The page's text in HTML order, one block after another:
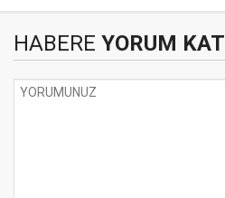
HABERE YORUM KAT